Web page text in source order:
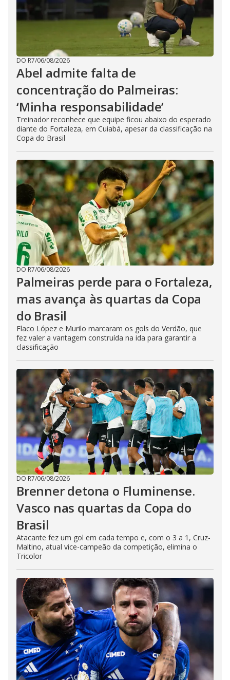
DO R7/06/08/2026
Abel admite falta de
concentração do Palmeiras:
‘Minha responsabilidade’
Treinador reconhece que equipe ficou abaixo do esperado
diante do Fortaleza, em Cuiabá, apesar da classificação na
Copa do Brasil
DO R7/06/08/2026
Palmeiras perde para o Fortaleza,
mas avança às quartas da Copa
do Brasil
Flaco López e Murilo marcaram os gols do Verdão, que
fez valer a vantagem construída na ida para garantir a
classificação
DO R7/06/08/2026
Brenner detona o Fluminense.
Vasco nas quartas da Copa do
Brasil
Atacante fez um gol em cada tempo e, com o 3 a 1, Cruz-
Maltino, atual vice-campeão da competição, elimina o
Tricolor